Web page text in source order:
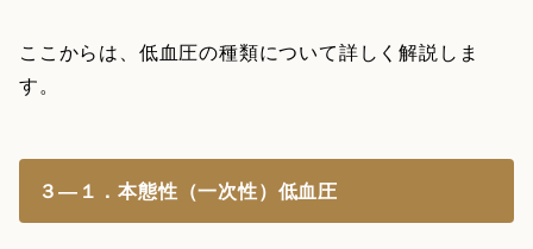
ここからは、低血圧の種類について詳しく解説しま
す。
３―１．本態性（一次性）低血圧